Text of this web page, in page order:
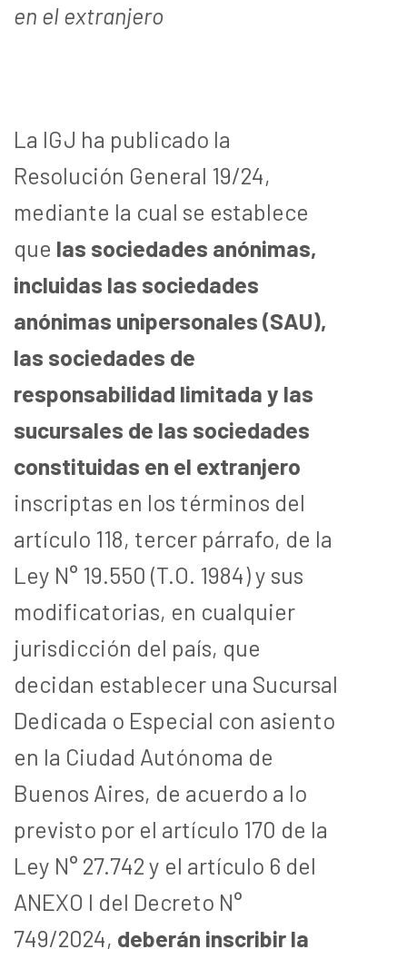
en el extranjero
La IGJ ha publicado la
Resolución General 19/24,
mediante la cual se establece
que las sociedades anónimas,
incluidas las sociedades
anónimas unipersonales (SAU),
las sociedades de
responsabilidad limitada y las
sucursales de las sociedades
constituidas en el extranjero
inscriptas en los términos del
artículo 118, tercer párrafo, de la
Ley N° 19.550 (T.O. 1984) y sus
modificatorias, en cualquier
jurisdicción del país, que
decidan establecer una Sucursal
Dedicada o Especial con asiento
en la Ciudad Autónoma de
Buenos Aires, de acuerdo a lo
previsto por el artículo 170 de la
Ley N° 27.742 y el artículo 6 del
ANEXO I del Decreto N°
749/2024, deberán inscribir la